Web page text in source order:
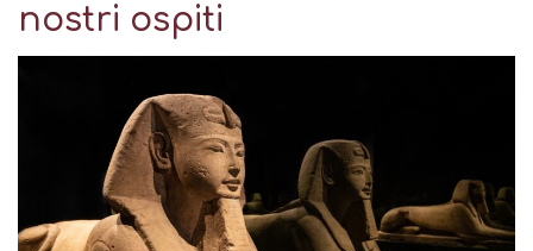
nostri ospiti